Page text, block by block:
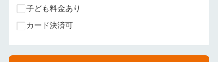
子ども料金あり
カード決済可